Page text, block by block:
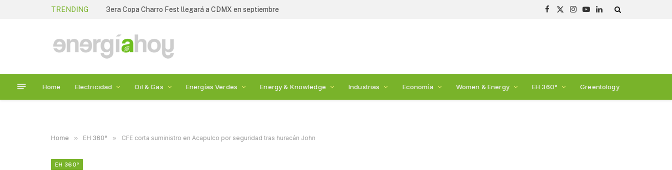
TRENDING Empleo en retroceso revela tensión económica en Estados Unidos
Facebook
X
Instagram
YouTubeLinkedIn
Home Electricidad Oil & Gas Energías Verdes Energy & Knowledge Industrias Economía Women & Energy EH 360° Greentology
Home » EH 360° » CFE corta suministro en Acapulco por seguridad tras huracán John
EH 360°